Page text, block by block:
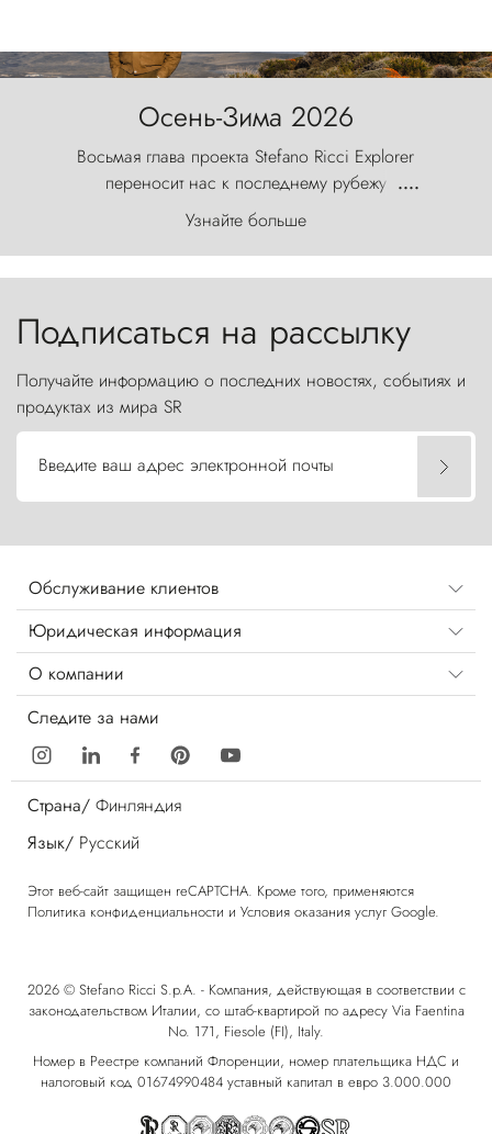
Осень-Зима 2026
Восьмая глава проекта Stefano Ricci Explorer
переносит нас к последнему рубежу
первозданного мира, где ветер с
первобытной яростью ваяет ландшафт, а пики
Торрес-дель-Пайне, словно каменные стражи,
....
Узнайте больше
Подписаться на рассылку
Получайте информацию о последних новостях, событиях и
продуктах из мира SR
Введите ваш адрес электронной почты
Обслуживание клиентов
Юридическая информация
О компании
Следите за нами
Страна/ Финляндия
Язык/ Русский
Этот веб-сайт защищен reCAPTCHA. Кроме того, применяются
Политика конфиденциальности и Условия оказания услуг Google.
2026 © Stefano Ricci S.p.A. - Компания, действующая в соответствии с
законодательством Италии, со штаб-квартирой по адресу Via Faentina
No. 171, Fiesole (FI), Italy.
Номер в Реестре компаний Флоренции, номер плательщика НДС и
налоговый код 01674990484 уставный капитал в евро 3.000.000